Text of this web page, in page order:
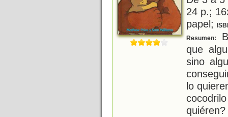
24 p.;
papel;
Resumen:
que
sino
lo